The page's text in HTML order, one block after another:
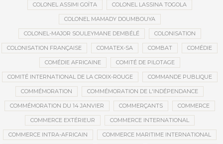
COLONEL ASSIMI GOÏTA COLONEL LASSINA TOGOLA
COLONEL MAMADY DOUMBOUYA
COLONEL-MAJOR SOULEYMANE DEMBÉLÉ COLONISATION
COLONISATION FRANÇAISE COMATEX-SA COMBAT COMÉDIE
COMÉDIE AFRICAINE COMITÉ DE PILOTAGE
COMITÉ INTERNATIONAL DE LA CROIX-ROUGE COMMANDE PUBLIQUE
COMMÉMORATION COMMÉMORATION DE L'INDÉPENDANCE
COMMÉMORATION DU 14 JANVIER COMMERÇANTS COMMERCE
COMMERCE EXTÉRIEUR COMMERCE INTERNATIONAL
COMMERCE INTRA-AFRICAIN COMMERCE MARITIME INTERNATIONAL